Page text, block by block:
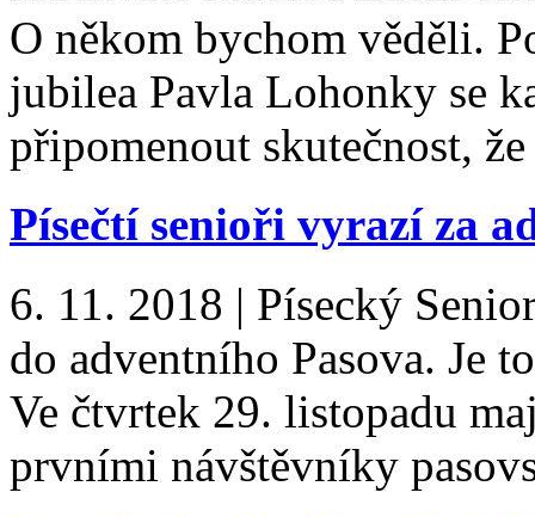
O někom bychom věděli.
jubilea Pavla Lohonky se
připomenout skutečnost,
Písečtí senioři vyrazí za
6. 11. 2018 | Písecký
do adventního Pasova. Je
Ve čtvrtek 29. listopadu
prvními návštěvníky